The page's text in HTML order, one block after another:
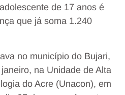
de 17 anos é
que já soma 1.240
no município do Bujari,
na Unidade de Alta
do Acre (Unacon), em